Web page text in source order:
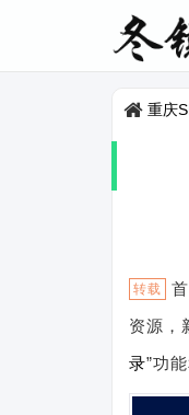
重庆
转载
资源，
录”功